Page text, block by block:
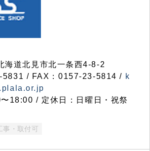
道北見市北一条西4-8-2
5831 / FAX：0157-23-5814 / k
18:00 / 定休日：日曜日・祝祭
事・取付可